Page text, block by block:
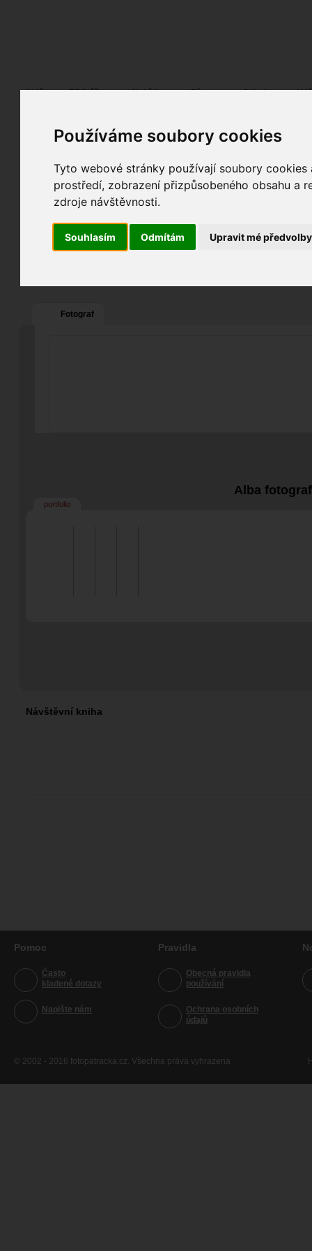
Používáme soubory cookies
Tyto webové stránky používají soubory
prostředí, zobrazení přizpůsobeného obsahu a
zdroje návštěvnosti.
Souhlasím Odmítám Upravit mé předvolby
Lidé PRO účet Nabídky Fórum Galerie
khuoimuoi37
Poslední přihlášení: 08. 04. 2026
Registrace:08. 04. 2026
0
Fotograf
Alba
portfolio
Návštěvní kniha
Pomoc
Často
kladené dotazy
Napište nám
Pravidla
Obecná pravidla
používání
Ochrana osobních
údajů
© 2002 - 2016 fotopatracka.cz. Všechna práva vyhrazena